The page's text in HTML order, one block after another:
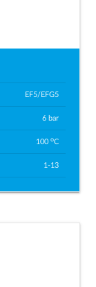
EF5/EFG5
6 bar
100oC
1-13